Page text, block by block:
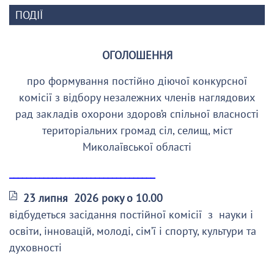
ПОДІЇ
ОГОЛОШЕННЯ
про формування постійно діючої конкурсної
комісії з відбору незалежних членів наглядових
рад закладів охорони здоров’я спільної власності
територіальних громад сіл, селищ, міст
Миколаївської області
23 липня 2026 року о 10.00
відбудеться засідання постійної комісії з науки і
освіти, інновацій, молоді, сім’ї і спорту, культури та
духовності